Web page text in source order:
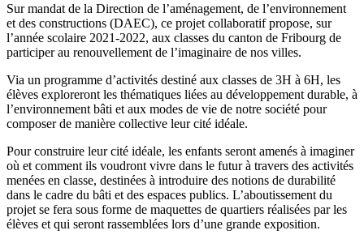
Sur mandat de la Direction de l’aménagement, de l’environnement
et des constructions (DAEC), ce projet collaboratif propose, sur
l’année scolaire 2021-2022, aux classes du canton de Fribourg de
participer au renouvellement de l’imaginaire de nos villes.
Via un programme d’activités destiné aux classes de 3H à 6H, les
élèves exploreront les thématiques liées au développement durable, à
l’environnement bâti et aux modes de vie de notre société pour
composer de manière collective leur cité idéale.
Pour construire leur cité idéale, les enfants seront amenés à imaginer
où et comment ils voudront vivre dans le futur à travers des activités
menées en classe, destinées à introduire des notions de durabilité
dans le cadre du bâti et des espaces publics. L’aboutissement du
projet se fera sous forme de maquettes de quartiers réalisées par les
élèves et qui seront rassemblées lors d’une grande exposition.